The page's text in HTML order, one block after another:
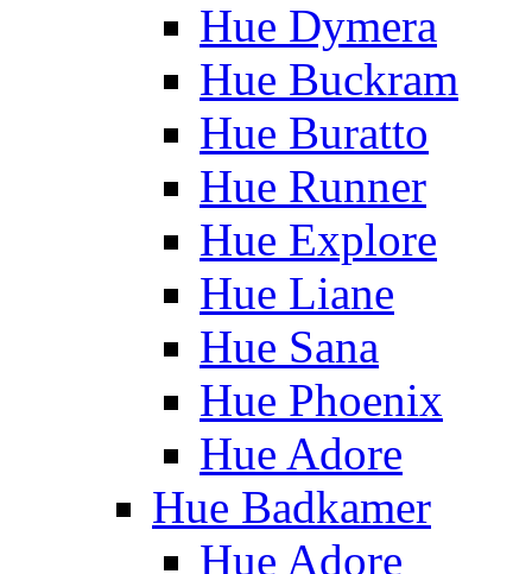
Hue Dymera
Hue Buckram
Hue Buratto
Hue Runner
Hue Explore
Hue Liane
Hue Sana
Hue Phoenix
Hue Adore
Hue Badkamer
Hue Adore